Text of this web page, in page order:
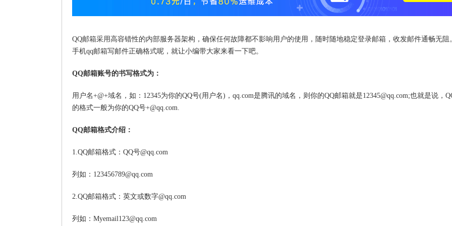
QQ邮箱采用高容错性的内部服务器架构，确保任何故障都不影响用户的使用，随时随地稳定登录邮箱，收发邮件通畅无阻
手机qq邮箱写邮件正确格式呢，就让小编带大家来看一下吧。
QQ邮箱账号的书写格式为：
用户名+@+域名，如：12345为你的QQ号(用户名)，qq.com是腾讯的域名，则你的QQ邮箱就是12345@qq.com;也就是说，
的格式一般为你的QQ号+@qq.com.
QQ邮箱格式介绍：
1.QQ邮箱格式：QQ号@qq.com
列如：123456789@qq.com
2.QQ邮箱格式：英文或数字@qq.com
列如：Myemail123@qq.com